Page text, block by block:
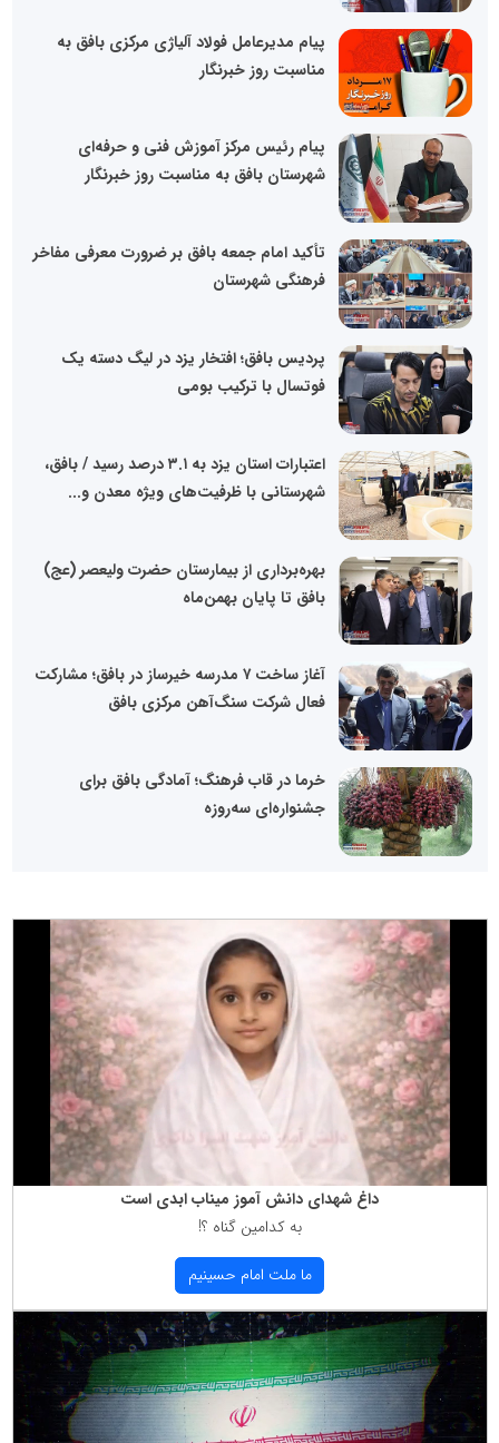
پیام مدیرعامل فولاد آلیاژی مرکزی بافق به
مناسبت روز خبرنگار
پیام رئیس مرکز آموزش فنی و حرفه‌ای
شهرستان بافق به مناسبت روز خبرنگار
تأکید امام جمعه بافق بر ضرورت معرفی مفاخر
فرهنگی شهرستان
پردیس بافق؛ افتخار یزد در لیگ دسته یک
فوتسال با ترکیب بومی
اعتبارات استان یزد به ۳.۱ درصد رسید / بافق،
شهرستانی با ظرفیت‌های ویژه معدن و...
بهره‌برداری از بیمارستان حضرت ولیعصر (عج)
بافق تا پایان بهمن‌ماه
آغاز ساخت ۷ مدرسه خیرساز در بافق؛ مشارکت
فعال شرکت سنگ‌آهن مرکزی بافق
خرما در قاب فرهنگ؛ آمادگی بافق برای
جشنواره‌ای سه‌روزه
داغ شهدای دانش آموز میناب ابدی است
به كدامین گناه ؟!
ما ملت امام حسینیم